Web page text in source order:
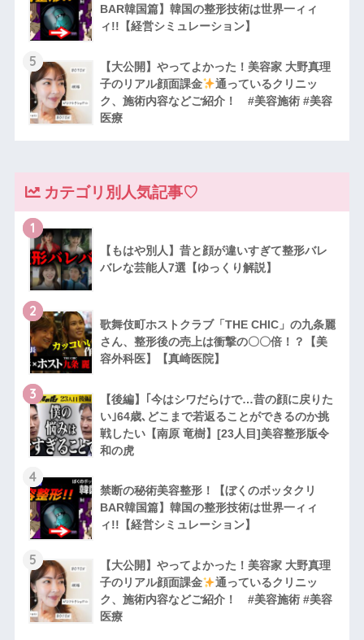
BAR韓国篇】韓国の整形技術は世界一ィィ
ィ!!【経営シミュレーション】
5
【大公開】やってよかった！美容家 大野真理
子のリアル顔面課金
通っているクリニッ
ク、施術内容などご紹介！ #美容施術 #美容
医療
カテゴリ別人気記事♡
1
【もはや別人】昔と顔が違いすぎて整形バレ
バレな芸能人7選【ゆっくり解説】
2
歌舞伎町ホストクラブ「THE CHIC」の九条麗
さん、整形後の売上は衝撃の〇〇倍！？【美
容外科医】【真崎医院】
3
【後編】｢今はシワだらけで…昔の顔に戻りた
い｣64歳､どこまで若返ることができるのか挑
戦したい【南原 竜樹】[23人目]美容整形版令
和の虎
4
禁断の秘術美容整形！【ぼくのボッタクリ
BAR韓国篇】韓国の整形技術は世界一ィィ
ィ!!【経営シミュレーション】
5
【大公開】やってよかった！美容家 大野真理
子のリアル顔面課金
通っているクリニッ
ク、施術内容などご紹介！ #美容施術 #美容
医療